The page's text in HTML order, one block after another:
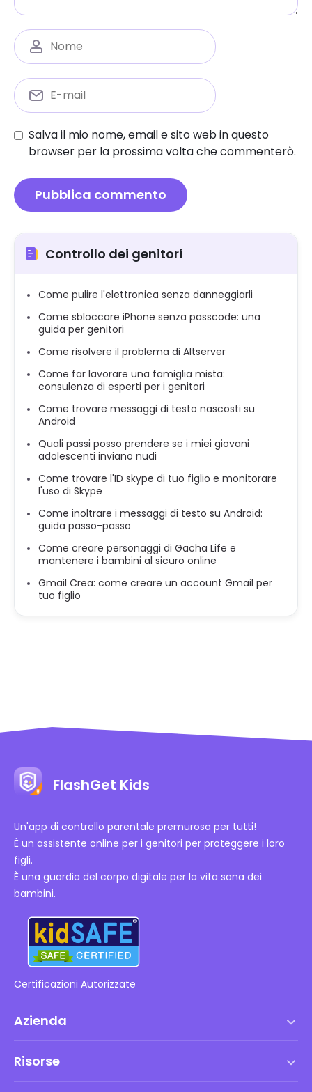
Salva il mio nome, email e sito web in questo
browser per la prossima volta che commenterò.
Controllo dei genitori
Come pulire l'elettronica senza danneggiarli
Come sbloccare iPhone senza passcode: una
guida per genitori
Come risolvere il problema di Altserver
Come far lavorare una famiglia mista:
consulenza di esperti per i genitori
Come trovare messaggi di testo nascosti su
Android
Quali passi posso prendere se i miei giovani
adolescenti inviano nudi
Come trovare l'ID skype di tuo figlio e monitorare
l'uso di Skype
Come inoltrare i messaggi di testo su Android:
guida passo-passo
Come creare personaggi di Gacha Life e
mantenere i bambini al sicuro online
Gmail Crea: come creare un account Gmail per
tuo figlio
FlashGet Kids
Un'app di controllo parentale premurosa per tutti!
È un assistente online per i genitori per proteggere i loro
figli.
È una guardia del corpo digitale per la vita sana dei
bambini.
Certificazioni Autorizzate
Azienda
Risorse